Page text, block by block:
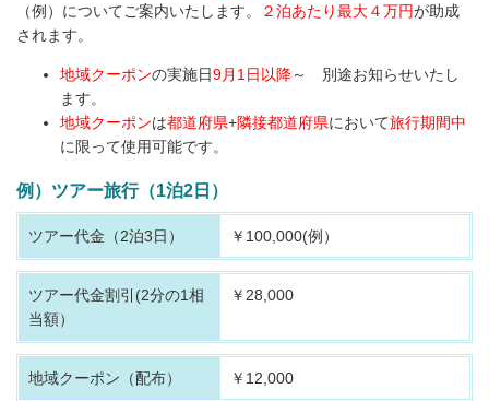
（例）についてご案内いたします。
２泊あたり最大４万円が助成
されます。
地域クーポンの実施日9月1日以降～ 別途お知らせいたし
ます。
地域クーポンは都道府県+隣接都道府県において旅行期間中
に限って使用可能です。
例）ツアー旅行（1泊2日）
ツアー代金（2泊3日） ￥100,000(例）
ツアー代金割引 (2分の1相
当額）
￥28,000
地域クーポン（配布） ￥12,000